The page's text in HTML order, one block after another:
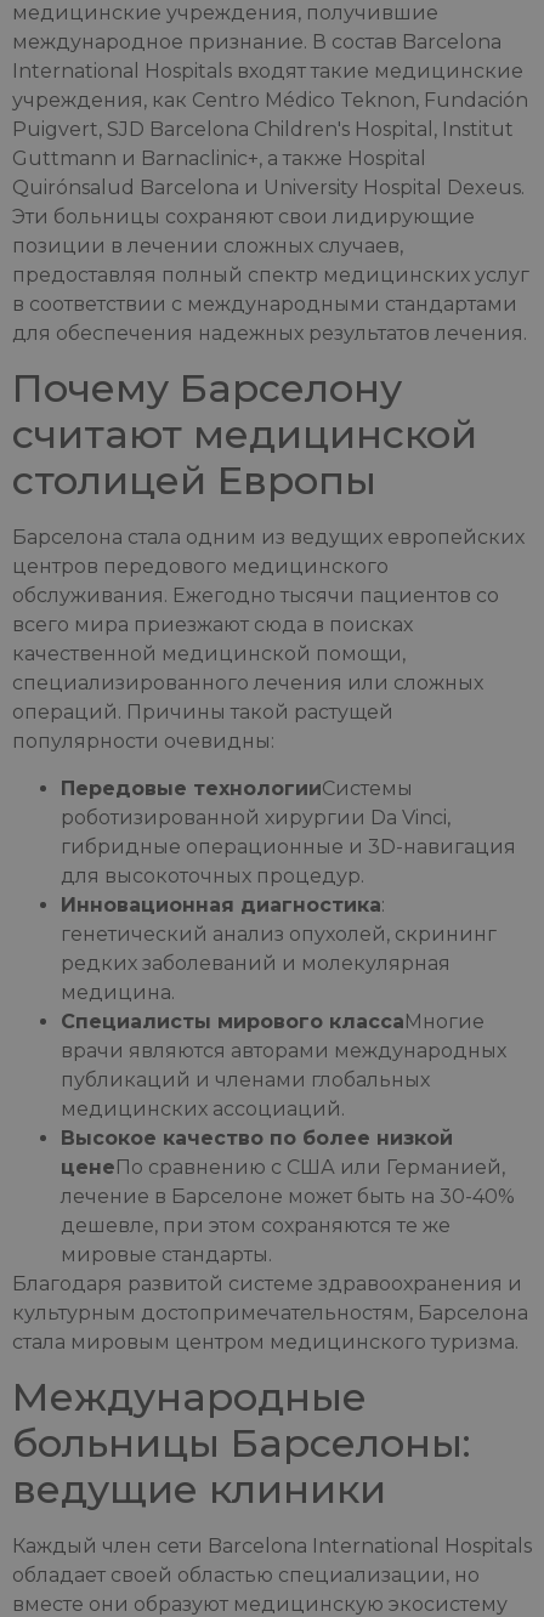
медицинские учреждения, получившие
международное признание. В состав Barcelona
International Hospitals входят такие медицинские
учреждения, как Centro Médico Teknon, Fundación
Puigvert, SJD Barcelona Children's Hospital, Institut
Guttmann и Barnaclinic+, а также Hospital
Quirónsalud Barcelona и University Hospital Dexeus.
Эти больницы сохраняют свои лидирующие
позиции в лечении сложных случаев,
предоставляя полный спектр медицинских услуг
в соответствии с международными стандартами
для обеспечения надежных результатов лечения.
Почему Барселону
считают медицинской
столицей Европы
Барселона стала одним из ведущих европейских
центров передового медицинского
обслуживания. Ежегодно тысячи пациентов со
всего мира приезжают сюда в поисках
качественной медицинской помощи,
специализированного лечения или сложных
операций. Причины такой растущей
популярности очевидны:
Передовые технологииСистемы
роботизированной хирургии Da Vinci,
гибридные операционные и 3D-навигация
для высокоточных процедур.
Инновационная диагностика:
генетический анализ опухолей, скрининг
редких заболеваний и молекулярная
медицина.
Специалисты мирового классаМногие
врачи являются авторами международных
публикаций и членами глобальных
медицинских ассоциаций.
Высокое качество по более низкой
ценеПо сравнению с США или Германией,
лечение в Барселоне может быть на 30-40%
дешевле, при этом сохраняются те же
мировые стандарты.
Благодаря развитой системе здравоохранения и
культурным достопримечательностям, Барселона
стала мировым центром медицинского туризма.
Международные
больницы Барселоны:
ведущие клиники
Каждый член сети Barcelona International Hospitals
обладает своей областью специализации, но
вместе они образуют медицинскую экосистему